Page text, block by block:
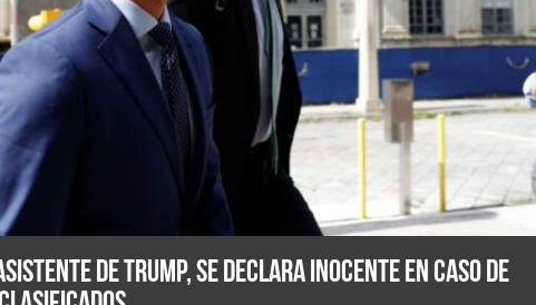
de Trump, se declara inocente en caso de